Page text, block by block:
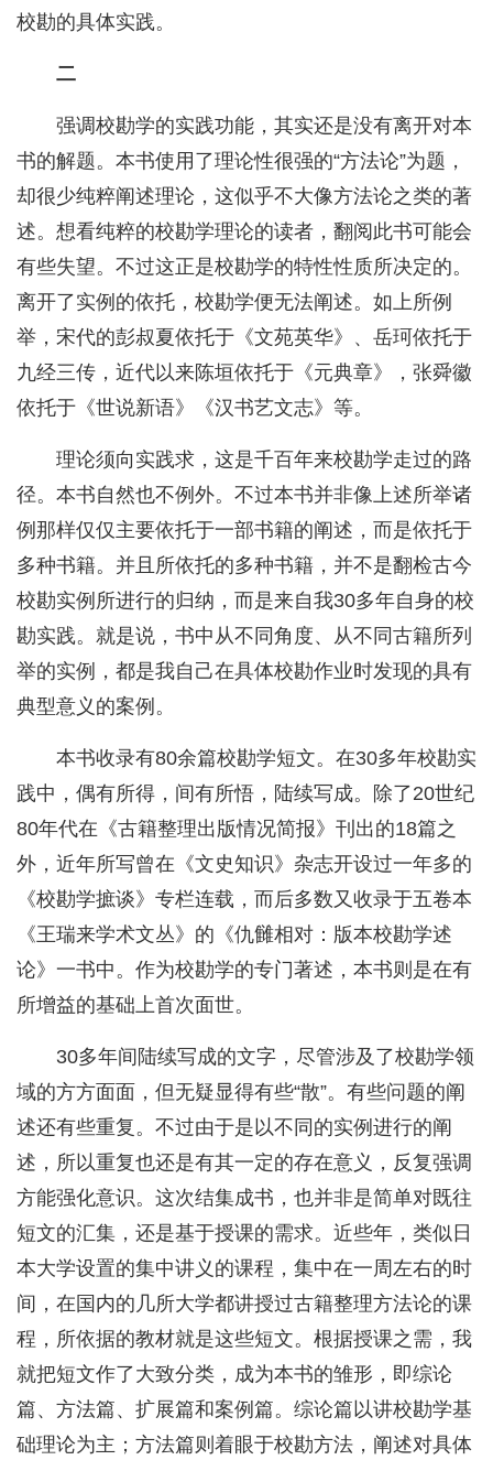
校勘的具体实践。
二
强调校勘学的实践功能，其实还是没有离开对本
书的解题。本书使用了理论性很强的“方法论”为题，
却很少纯粹阐述理论，这似乎不大像方法论之类的著
述。想看纯粹的校勘学理论的读者，翻阅此书可能会
有些失望。不过这正是校勘学的特性性质所决定的。
离开了实例的依托，校勘学便无法阐述。如上所例
举，宋代的彭叔夏依托于《文苑英华》、岳珂依托于
九经三传，近代以来陈垣依托于《元典章》，张舜徽
依托于《世说新语》《汉书艺文志》等。
理论须向实践求，这是千百年来校勘学走过的路
径。本书自然也不例外。不过本书并非像上述所举诸
例那样仅仅主要依托于一部书籍的阐述，而是依托于
多种书籍。并且所依托的多种书籍，并不是翻检古今
校勘实例所进行的归纳，而是来自我30多年自身的校
勘实践。就是说，书中从不同角度、从不同古籍所列
举的实例，都是我自己在具体校勘作业时发现的具有
典型意义的案例。
本书收录有80余篇校勘学短文。在30多年校勘实
践中，偶有所得，间有所悟，陆续写成。除了20世纪
80年代在《古籍整理出版情况简报》刊出的18篇之
外，近年所写曾在《文史知识》杂志开设过一年多的
《校勘学摭谈》专栏连载，而后多数又收录于五卷本
《王瑞来学术文丛》的《仇雠相对：版本校勘学述
论》一书中。作为校勘学的专门著述，本书则是在有
所增益的基础上首次面世。
30多年间陆续写成的文字，尽管涉及了校勘学领
域的方方面面，但无疑显得有些“散”。有些问题的阐
述还有些重复。不过由于是以不同的实例进行的阐
述，所以重复也还是有其一定的存在意义，反复强调
方能强化意识。这次结集成书，也并非是简单对既往
短文的汇集，还是基于授课的需求。近些年，类似日
本大学设置的集中讲义的课程，集中在一周左右的时
间，在国内的几所大学都讲授过古籍整理方法论的课
程，所依据的教材就是这些短文。根据授课之需，我
就把短文作了大致分类，成为本书的雏形，即综论
篇、方法篇、扩展篇和案例篇。综论篇以讲校勘学基
础理论为主；方法篇则着眼于校勘方法，阐述对具体